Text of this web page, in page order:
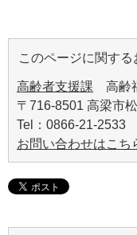
このページに関す
高齢者支援課 高齢
〒716-8501 高梁市
Tel：0866-21-
お問い合わせはこち